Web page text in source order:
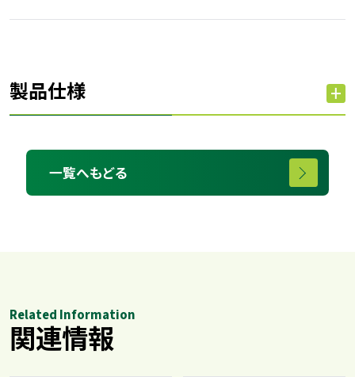
製品仕様
一覧へもどる
Related Information
関連情報